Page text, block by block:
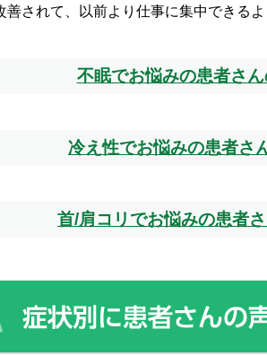
されて、以前より仕事に集中できるよ
不眠でお悩みの患者さ
冷え性でお悩みの患者さ
首/肩コリでお悩みの患者